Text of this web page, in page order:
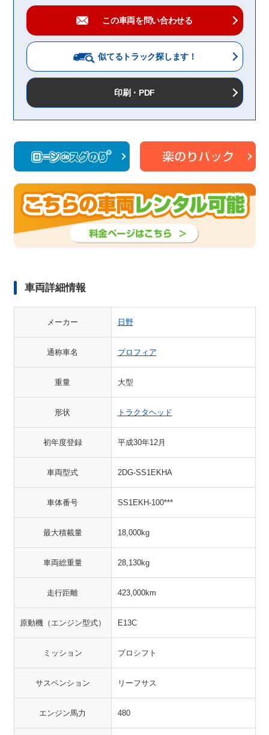
この車両を問い合わせる
似てるトラック探します！
印刷・PDF
車両詳細情報
メーカー 日野
通称車名 プロフィア
重量 大型
形状 トラクタヘッド
初年度登録 平成30年12月
車両型式 2DG-SS1EKHA
車体番号 SS1EKH-100***
最大積載量 18,000kg
車両総重量 28,130kg
走行距離 423,000km
原動機（エンジン型式） E13C
ミッション プロシフト
サスペンション リーフサス
エンジン馬力 480